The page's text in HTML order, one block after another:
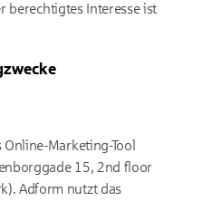
berechtigtes Interesse ist
Marketing-Tool
15, 2nd floor
Adform nutzt das